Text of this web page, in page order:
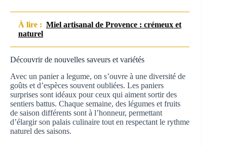
À lire : Miel artisanal de Provence : crémeux et
naturel
Découvrir de nouvelles saveurs et variétés
Avec un panier a legume, on s’ouvre à une diversité de
goûts et d’espèces souvent oubliées. Les paniers
surprises sont idéaux pour ceux qui aiment sortir des
sentiers battus. Chaque semaine, des légumes et fruits
de saison différents sont à l’honneur, permettant
d’élargir son palais culinaire tout en respectant le rythme
naturel des saisons.